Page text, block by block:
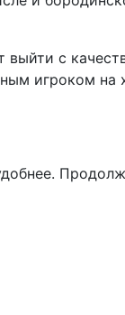
с
игроком